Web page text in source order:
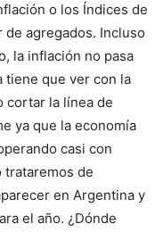
o los Índices de
de agregados. Incluso
la inflación no pasa
tiene que ver con la
cortar la línea de
ya que la economía
casi con
trataremos de
en Argentina y
el año. ¿Dónde